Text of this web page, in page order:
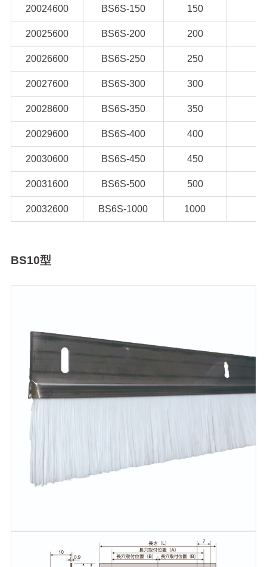
20024600 BS6S-150 150
20025600 BS6S-200 200
20026600 BS6S-250 250
20027600 BS6S-300 300
20028600 BS6S-350 350
20029600 BS6S-400 400
20030600 BS6S-450 450
20031600 BS6S-500 500
20032600 BS6S-1000 1000
BS10型